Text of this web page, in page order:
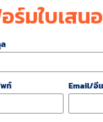
ร์มใบเสน
พท์ Email/อี